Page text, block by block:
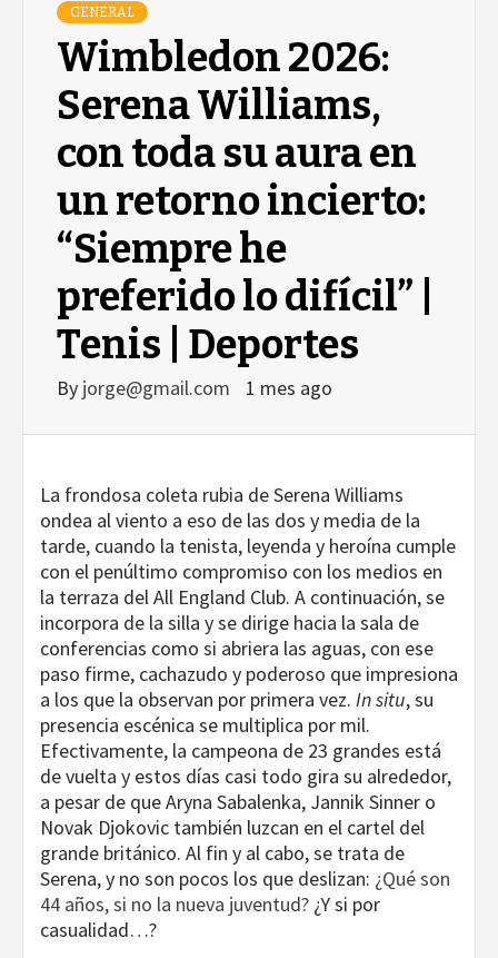
GENERAL
Wimbledon 2026:
Serena Williams,
con toda su aura en
un retorno incierto:
“Siempre he
preferido lo difícil” |
Tenis | Deportes
By jorge@gmail.com 1 mes ago
La frondosa coleta rubia de Serena Williams
ondea al viento a eso de las dos y media de la
tarde, cuando la tenista, leyenda y heroína cumple
con el penúltimo compromiso con los medios en
la terraza del All England Club. A continuación, se
incorpora de la silla y se dirige hacia la sala de
conferencias como si abriera las aguas, con ese
paso firme, cachazudo y poderoso que impresiona
a los que la observan por primera vez. In situ, su
presencia escénica se multiplica por mil.
Efectivamente, la campeona de 23 grandes está
de vuelta y estos días casi todo gira su alrededor,
a pesar de que Aryna Sabalenka, Jannik Sinner o
Novak Djokovic también luzcan en el cartel del
grande británico. Al fin y al cabo, se trata de
Serena, y no son pocos los que deslizan: ¿Qué son
44 años, si no la nueva juventud? ¿Y si por
casualidad…?